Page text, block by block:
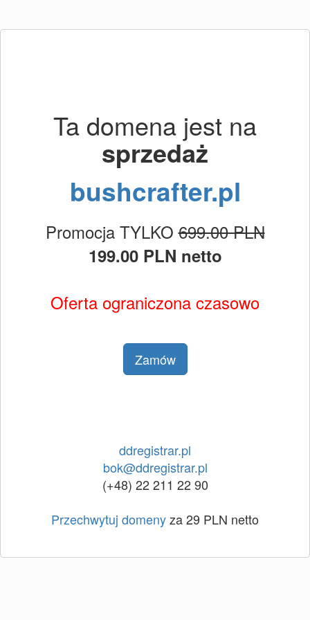
Ta domena jest na
sprzedaż
bushcrafter.pl
Promocja TYLKO699.00 PLN
199.00 PLN netto
Oferta ograniczona czasowo
Zamów
ddregistrar.pl
bok@ddregistrar.pl
(+48) 22 211 22 90
Przechwytuj domenyza 29 PLN netto